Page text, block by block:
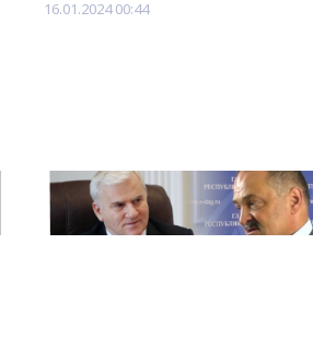
16.01.2024 00:44